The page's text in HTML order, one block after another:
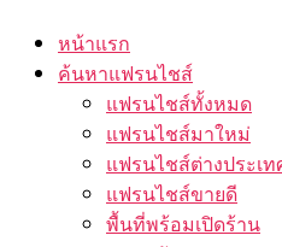
หน้าแรก
ค้นหาแฟรนไชส์
แฟรนไชส์ทั้งหมด
แฟรนไชส์มาใหม่
แฟรนไชส์ต่างประเท
แฟรนไชส์ขายดี
พื้นที่พร้อมเปิดร้าน